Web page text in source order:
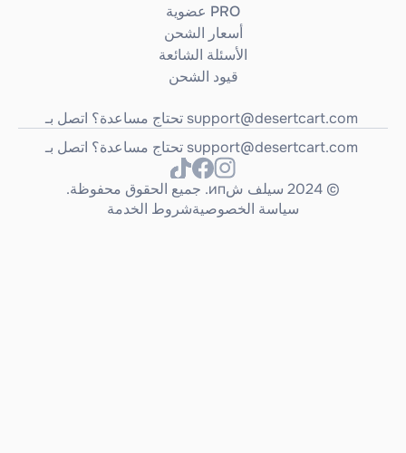
عضوية PRO
أسعار الشحن
الأسئلة الشائعة
قيود الشحن
تحتاج مساعدة؟ اتصل بـ support@desertcart.com
تحتاج مساعدة؟ اتصل بـ support@desertcart.com
© 2024 سيلف شип. جميع الحقوق محفوظة.
شروط الخدمةسياسة الخصوصية